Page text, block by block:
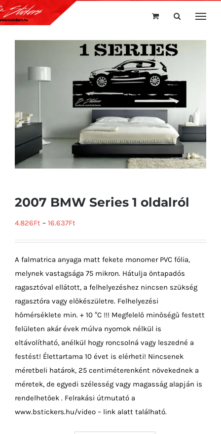
Kihagyás
2007 BMW Series 1 oldalról
4.826Ft – 16.637Ft
A falmatrica anyaga matt fekete monomer PVC fólia,
melynek vastagsága 75 mikron. Hátulja öntapadós
ragasztóval ellátott, a felhelyezéshez nincsen szükség
ragasztóra vagy előkészületre. Felhelyezési
hőmérséklete min. + 10 °C !!! Megfelelő minőségű festett
felületen akár évek múlva nyomok nélkül is
eltávolítható, anélkül hogy roncsolná vagy leszedné a
festést! Élettartama 10 évet is elérheti! Nincsenek
méretbeli határok, 25 centiméterenként növekednek a
méretek, de egyedi szélesség vagy magasság alapján is
rendelhetőek . Felrakási útmutató a
www.bstickers.hu/video – link alatt található.